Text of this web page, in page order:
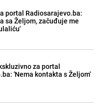
portal Radiosarajevo.ba:
sa Željom, začuđuje me
za portal
'Nema kontakta s Željom'